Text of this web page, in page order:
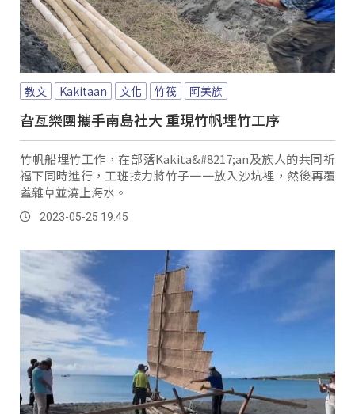
教文 Kakitaan 文化 竹筏 阿美族
旮亙樂團攜手南島社大 重現竹帆埋竹工序
竹帆船埋竹工作，在部落Kakita&#8217;an及族人的共同祈
福下同時進行，工班接力將竹子一一放入沙坑裡，然後再覆
蓋雜草並澆上海水。
2023-05-25 19:45